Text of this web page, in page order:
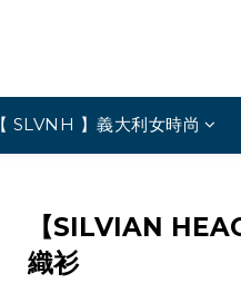
【 SLVNH 】義大利女時尚
【SILVIAN
織衫